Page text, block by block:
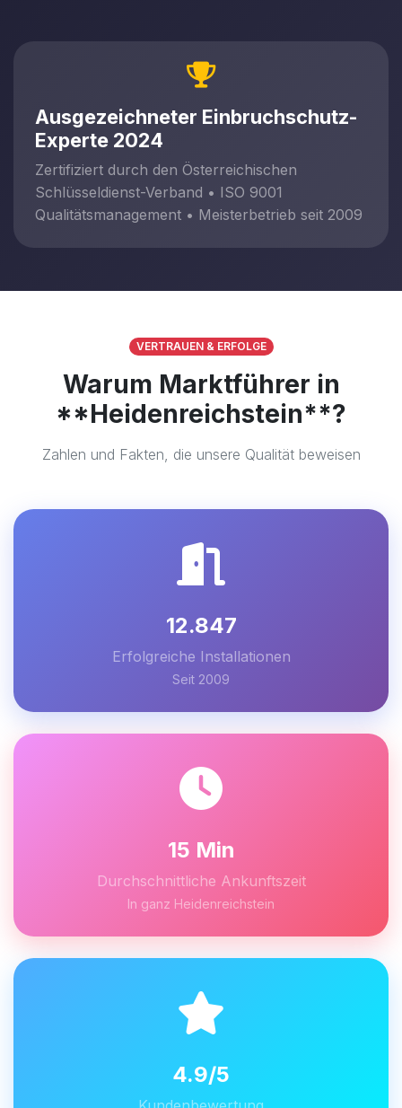
Ausgezeichneter Einbruchschutz-
Experte 2024
Zertifiziert durch den Österreichischen
Schlüsseldienst-Verband • ISO 9001
Qualitätsmanagement • Meisterbetrieb seit 2009
VERTRAUEN & ERFOLGE
Warum Marktführer in
**Heidenreichstein**?
Zahlen und Fakten, die unsere Qualität beweisen
12.847
Erfolgreiche Installationen
Seit 2009
15 Min
Durchschnittliche Ankunftszeit
In ganz Heidenreichstein
4.9/5